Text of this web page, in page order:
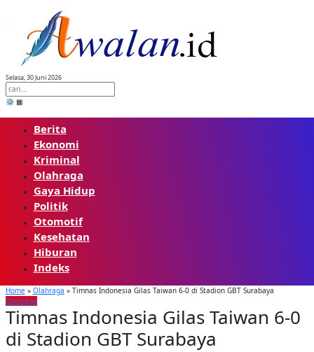
Selasa, 30 Juni 2026
⚙️ ▦
Berita
Ekonomi
Kriminal
Olahraga
Gaya Hidup
Politik
Otomotif
Kesehatan
Hiburan
Indeks
Home» Olahraga » Timnas Indonesia Gilas Taiwan 6-0 di Stadion GBT Surabaya
Olahraga
Timnas Indonesia Gilas Taiwan 6-0
di Stadion GBT Surabaya